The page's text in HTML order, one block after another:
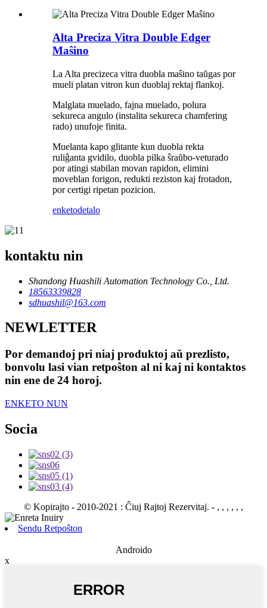
Alta Preciza Vitra Double Edger
Maŝino
La Alta precizeca vitra duobla maŝino taŭgas por
mueli platan vitron kun duoblaj rektaj flankoj.
Malglata muelado, fajna muelado, polura
sekureca angulo (instalita sekureca chamfering
rado) unufoje finita.
Muelanta kapo glitante kun duobla rekta
ruliĝanta gvidilo, duobla pilka ŝraŭbo-veturado
por atingi stabilan movan rapidon, elimini
moveblan forigon, redukti reziston kaj frotadon,
por certigi ripetan pozicion.
enketodetalo
kontaktu nin
Shandong Huashili Automation Technology Co., Ltd.
18563339828
sdhuashil@163.com
NEWLETTER
Por demandoj pri niaj produktoj aŭ prezlisto,
bonvolu lasi vian retpoŝton al ni kaj ni kontaktos
nin ene de 24 horoj.
ENKETO NUN
Socia
© Kopirajto - 2010-2021 : Ĉiuj Rajtoj Rezervitaj. - , , , , , ,
Sendu Retpoŝton
Androido
x